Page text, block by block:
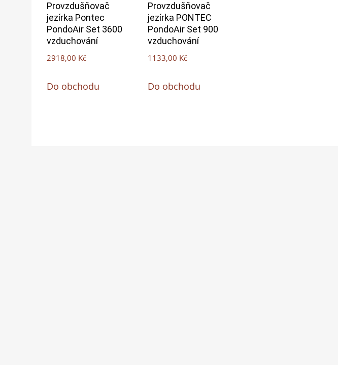
Provzdušňovač
jezírka Pontec
PondoAir Set 3600
vzduchování
2918,00 Kč
Do obchodu
Provzdušňovač
jezírka PONTEC
PondoAir Set 900
vzduchování
1133,00 Kč
Do obchodu